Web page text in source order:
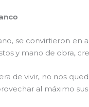
se convirtieron
y mano de obra,
de vivir, no nos
al máximo